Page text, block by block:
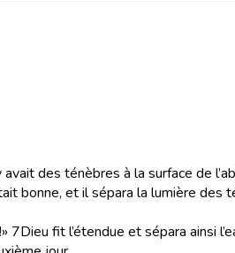
des ténèbres à la surface de
bonne, et il sépara la lumière des
7Dieu fit l’étendue et sépara ainsi